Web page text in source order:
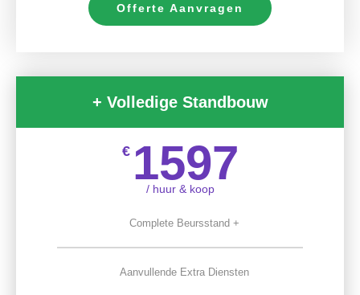
Offerte Aanvragen
+ Volledige Standbouw
€ 1597
/ huur & koop
Complete Beursstand +
Aanvullende Extra Diensten